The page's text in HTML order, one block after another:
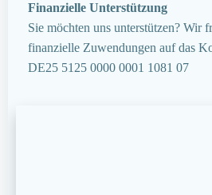
Finanzielle Unterstützung
Sie möchten uns unterstützen? Wir
finanzielle Zuwendungen auf das
DE25 5125 0000 0001 1081 07